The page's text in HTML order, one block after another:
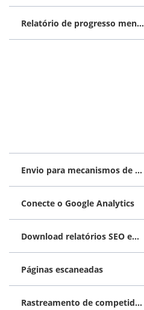
Relatório de progresso mensal
Envio para mecanismos de pesquisa
Conecte o Google Analytics
Download relatórios SEO em PDF
Páginas escaneadas
Rastreamento de competidores